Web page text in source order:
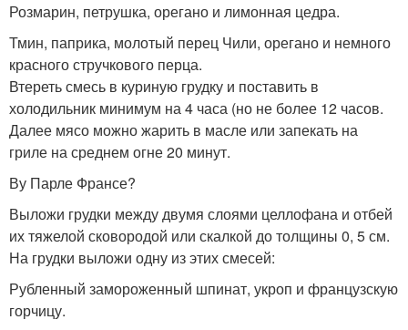
Розмарин, петрушка, орегано и лимонная цедра.
Тмин, паприка, молотый перец Чили, орегано и немного
красного стручкового перца.
Втереть смесь в куриную грудку и поставить в
холодильник минимум на 4 часа (но не более 12 часов.
Далее мясо можно жарить в масле или запекать на
гриле на среднем огне 20 минут.
Ву Парле Франсе?
Выложи грудки между двумя слоями целлофана и отбей
их тяжелой сковородой или скалкой до толщины 0, 5 см.
На грудки выложи одну из этих смесей:
Рубленный замороженный шпинат, укроп и французскую
горчицу.